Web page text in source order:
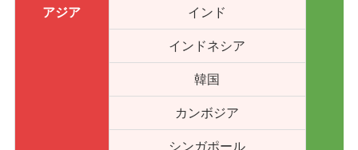
アジア インド
インドネシア
韓国
カンボジア
シンガポール